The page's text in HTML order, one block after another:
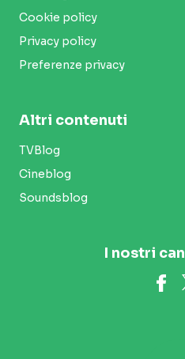
Cookie policy
Privacy policy
Preferenze privacy
Altri contenuti
TVBlog
Cineblog
Soundsblog
I nostri